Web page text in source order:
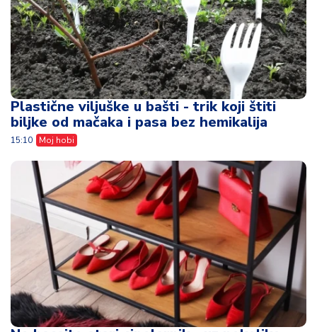
15:10 Moj hobi
Ne bacajte stari cipelarnik - uz nekoliko
trikova izgledaće kao dizajnerski komad
Moj hobi